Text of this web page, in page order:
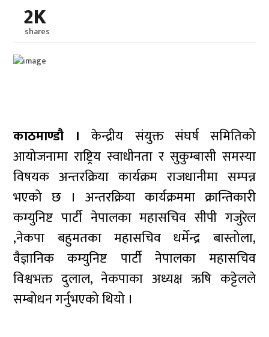
2K
shares
काठमाण्डौ । केन्द्रीय संयुक्त संघर्ष समितिको
आयोजनामा राष्ट्रिय स्वाधीनता र सुकुम्बासी समस्या
विषयक अन्तरक्रिया कार्यक्रम राजधानीमा सम्पन्न
भएको छ । अन्तरक्रिया कार्यक्रममा क्रान्तिकारी
कम्युनिष्ट पार्टी नेपालका महासचिव सीपी गजुरेल
,नेकपा बहुमतका महासचिव धर्मेन्द्र बास्तोला,
वैज्ञानिक कम्युनिष्ट पार्टी नेपालका महासचिव
विश्वभक्त दुलाल, नेकपाका अध्यक्ष ऋषि कट्टेलले
सम्बोधन गर्नुभएको थियो ।